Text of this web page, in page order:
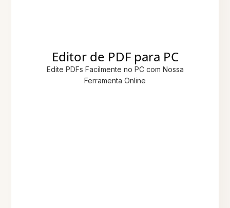
Editor de PDF para PC
Edite PDFs Facilmente no PC com Nossa
Ferramenta Online